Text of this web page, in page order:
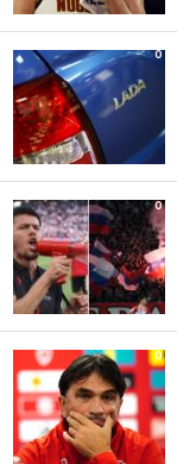
0
0
0